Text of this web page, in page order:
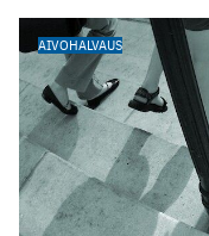
AIVOHALVAUS